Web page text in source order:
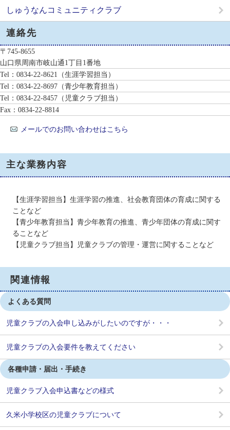
しゅうなんコミュニティクラブ
連絡先
〒745-8655
山口県周南市岐山通1丁目1番地
Tel：0834-22-8621
（生涯学習担当）
Tel：0834-22-8697 （青少年教育担当）
Tel：0834-22-8457 （児童クラブ担当）
Fax：0834-22-8814
メールでのお問い合わせはこちら
主な業務内容
【生涯学習担当】生涯学習の推進、社会教育団体の育成に関する
ことなど
【青少年教育担当】青少年教育の推進、青少年団体の育成に関す
ることなど
【児童クラブ担当】児童クラブの管理・運営に関することなど
関連情報
よくある質問
児童クラブの入会申し込みがしたいのですが・・・
児童クラブの入会要件を教えてください
各種申請・届出・手続き
児童クラブ入会申込書などの様式
久米小学校区の児童クラブについて